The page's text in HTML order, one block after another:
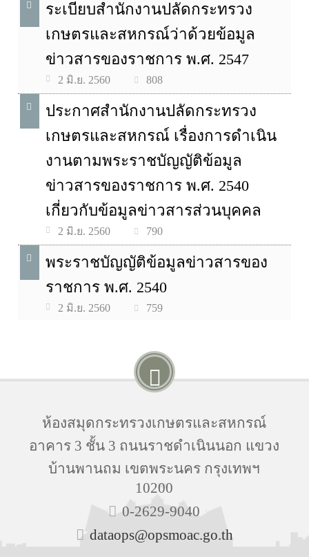
ระเบียบสำนักงานปลัดกระทรวง
เกษตรและสหกรณ์ว่าด้วยข้อมูล
ข่าวสารของราชการ พ.ศ. 2547
2 มิ.ย. 2560 808
ประกาศสำนักงานปลัดกระทรวง
เกษตรและสหกรณ์ เรื่องการดำเนิน
งานตามพระราชบัญญัติข้อมูล
ข่าวสารของราชการ พ.ศ. 2540
เกี่ยวกับข้อมูลข่าวสารส่วนบุคคล
2 มิ.ย. 2560 790
พระราชบัญญัติข้อมูลข่าวสารของ
ราชการ พ.ศ. 2540
2 มิ.ย. 2560 759
ห้องสมุดกระทรวงเกษตรและสหกรณ์
อาคาร 3 ชั้น 3 ถนนราชดำเนินนอก แขวง
บ้านพานถม เขตพระนคร กรุงเทพฯ
10200
0-2629-9040
dataops@opsmoac.go.th